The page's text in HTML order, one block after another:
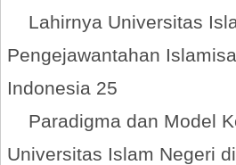
Lahirnya Universitas
Pengejawantahan
Indonesia 25
Paradigma dan Model
Universitas Islam Negeri